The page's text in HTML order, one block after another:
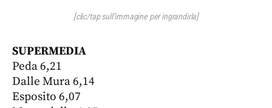
[clic/tap sull’immagine per ingrandirla]
SUPERMEDIA
Peda 6,21
Dalle Mura 6,14
Esposito 6,07